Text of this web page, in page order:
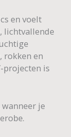
en voelt
lichtvallende
rokken en
projecten is
je